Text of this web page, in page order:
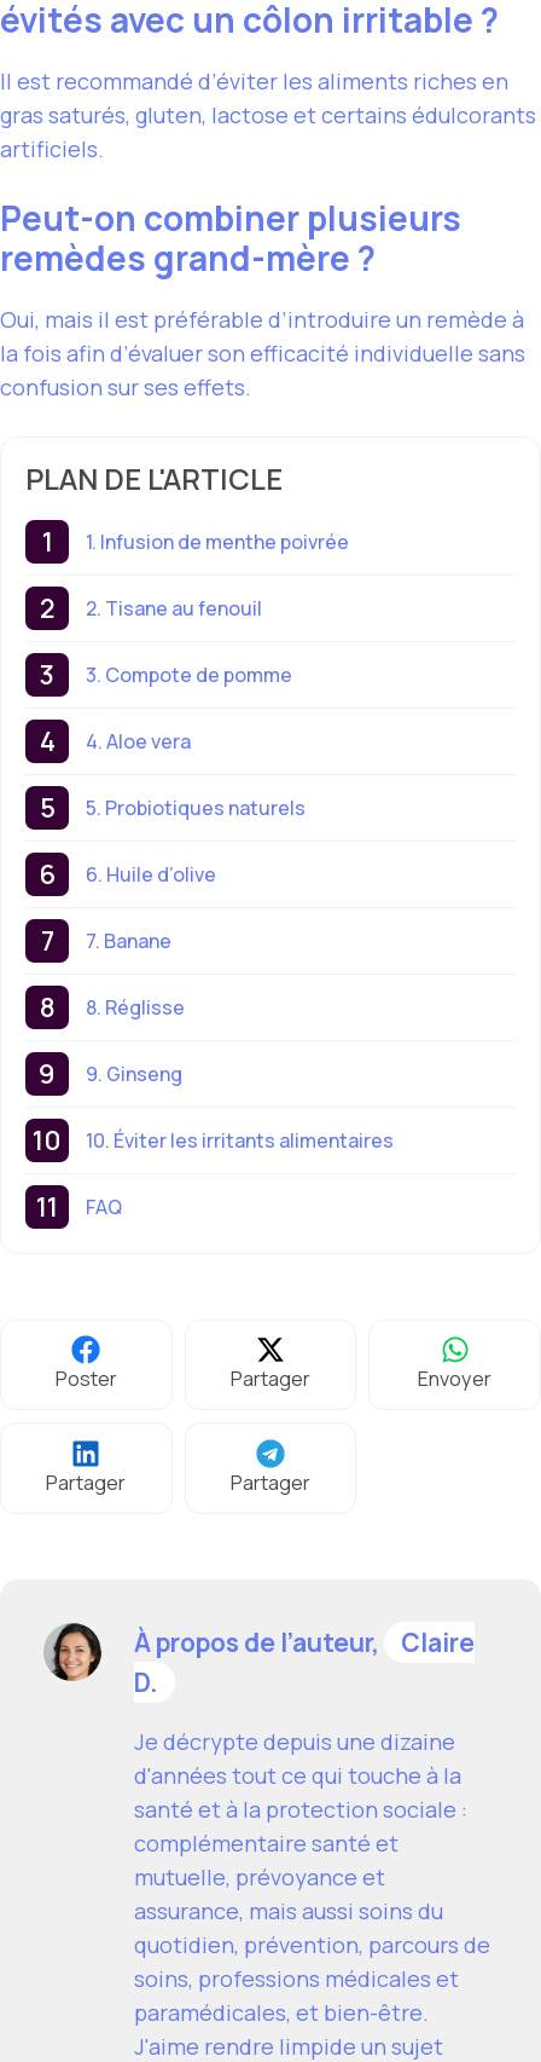
évités avec un côlon irritable ?
Il est recommandé d’éviter les aliments riches en
gras saturés, gluten, lactose et certains édulcorants
artificiels.
Peut-on combiner plusieurs
remèdes grand-mère ?
Oui, mais il est préférable d’introduire un remède à
la fois afin d’évaluer son efficacité individuelle sans
confusion sur ses effets.
PLAN DE L'ARTICLE
1. Infusion de menthe poivrée
2. Tisane au fenouil
3. Compote de pomme
4. Aloe vera
5. Probiotiques naturels
6. Huile d’olive
7. Banane
8. Réglisse
9. Ginseng
10. Éviter les irritants alimentaires
FAQ
Poster Partager Envoyer
Partager Partager
À propos de l’auteur,
Claire
D.
Je décrypte depuis une dizaine
d'années tout ce qui touche à la
santé et à la protection sociale :
complémentaire santé et
mutuelle, prévoyance et
assurance, mais aussi soins du
quotidien, prévention, parcours de
soins, professions médicales et
paramédicales, et bien-être.
J'aime rendre limpide un sujet